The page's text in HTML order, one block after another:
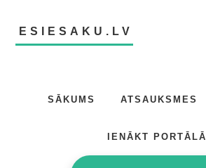
main
footerESIESAKU.LV
SĀKUMS ATSAUKSMES
IENĀKT PORTĀLĀ